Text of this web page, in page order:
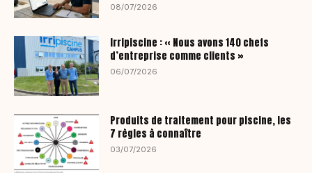
08/07/2026
Irripiscine : « Nous avons 140 chefs
d’entreprise comme clients »
06/07/2026
Produits de traitement pour piscine, les
7 règles à connaître
03/07/2026